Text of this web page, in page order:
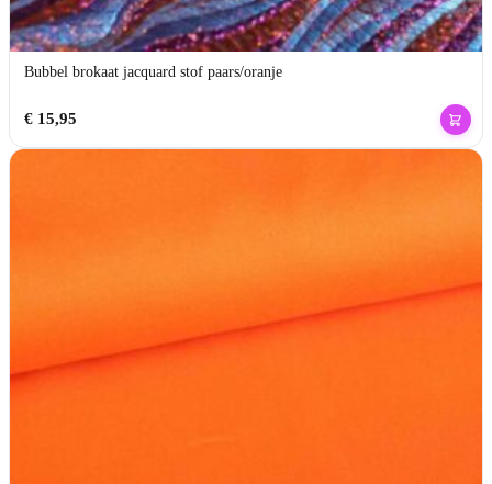
Bubbel brokaat jacquard stof paars/oranje
€15,95